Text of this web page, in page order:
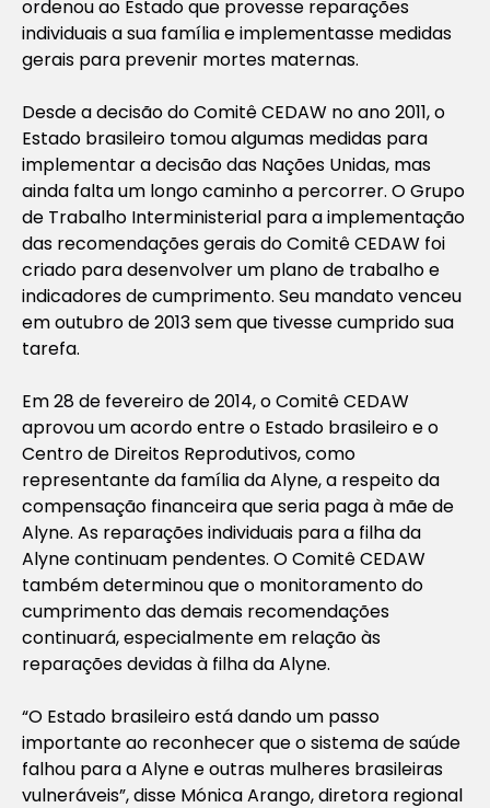
ordenou ao Estado que provesse reparações
individuais a sua família e implementasse medidas
gerais para prevenir mortes maternas.
Desde a decisão do Comitê CEDAW no ano 2011, o
Estado brasileiro tomou algumas medidas para
implementar a decisão das Nações Unidas, mas
ainda falta um longo caminho a percorrer. O Grupo
de Trabalho Interministerial para a implementação
das recomendações gerais do Comitê CEDAW foi
criado para desenvolver um plano de trabalho e
indicadores de cumprimento. Seu mandato venceu
em outubro de 2013 sem que tivesse cumprido sua
tarefa.
Em 28 de fevereiro de 2014, o Comitê CEDAW
aprovou um acordo entre o Estado brasileiro e o
Centro de Direitos Reprodutivos, como
representante da família da Alyne, a respeito da
compensação financeira que seria paga à mãe de
Alyne. As reparações individuais para a filha da
Alyne continuam pendentes. O Comitê CEDAW
também determinou que o monitoramento do
cumprimento das demais recomendações
continuará, especialmente em relação às
reparações devidas à filha da Alyne.
“O Estado brasileiro está dando um passo
importante ao reconhecer que o sistema de saúde
falhou para a Alyne e outras mulheres brasileiras
vulneráveis”, disse Mónica Arango, diretora regional